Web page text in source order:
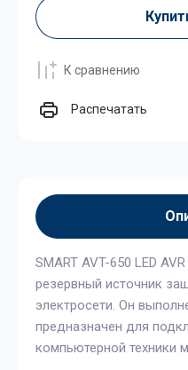
К сравнению
Распечатать
SMART AVT-650 LED
резервный источник
электросети. Он
предназначен для
компьютерной